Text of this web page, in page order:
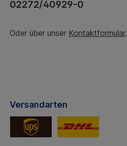
02272/40929-0
Oder über unser Kontaktformular.
Versandarten